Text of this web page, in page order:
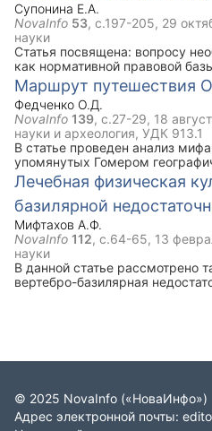
Супонина Е.А.
NovaInfo 53, с.197-205, 29
науки
Статья посвящена: вопросу
как нормативной правовой
основ деятельности
(далее – УУП) по
надзора за лицами, в
действуют законные
административного надзора;
настоящее время
административного надзора.
Маршрут путешествия
Федченко О.Д.
NovaInfo 139, с.27-29, 18
науки и археология, УДК 913.1
В статье проведен анализ
упомянутых Гомером
установлен маршрут
изложенные в мифе,
Ионического, Тирренского
побережья северной Африки.
локализовано в окрестностях
статья позволяет определить
греков об окружающем мире.
что миф отражает событие,
3900 лет назад, когда
Лечебная физическая
базилярной
Мифтахов А.Ф.
NovaInfo 112, с.64-65, 13
науки
В данной статье рассмотрено
вертебро-базилярная
© 2025 NovaInfo («НоваИнфо»)
Адрес электронной почты: